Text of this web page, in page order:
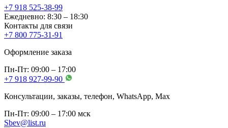
+7 918 525-38-99
Ежедневно: 8:30 – 18:30
Контакты для связи
+7 800 775-31-91
Оформление заказа
Пн-Пт: 09:00 – 17:00
+7 918 927-99-90
Консультации, заказы, телефон, WhatsApp, Мах
Пн-Пт: 09:00 – 17:00 мск
Sbev@list.ru